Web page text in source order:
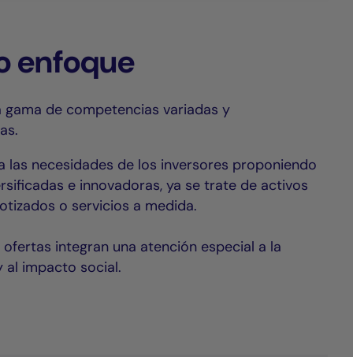
enfoque
de competencias variadas y
las necesidades de los inversores proponiendo
e innovadoras, ya se trate de activos
o servicios a medida.
integran una atención especial a la
al impacto social.